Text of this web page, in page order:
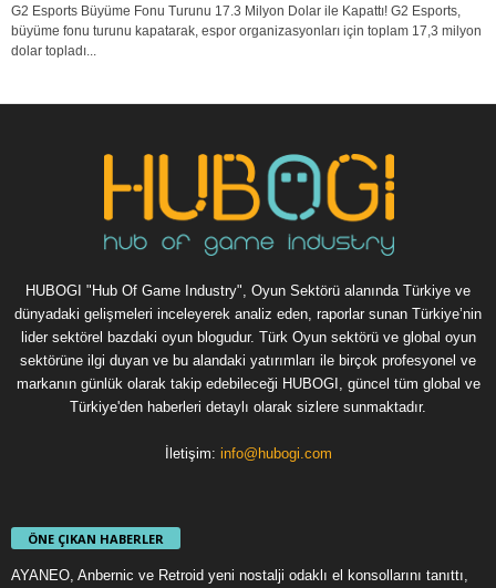
G2 Esports Büyüme Fonu Turunu 17.3 Milyon Dolar ile Kapattı! G2 Esports,
büyüme fonu turunu kapatarak, espor organizasyonları için toplam 17,3 milyon
dolar topladı...
HUBOGI "Hub Of Game Industry", Oyun Sektörü alanında Türkiye ve
dünyadaki gelişmeleri inceleyerek analiz eden, raporlar sunan Türkiye’nin
lider sektörel bazdaki oyun blogudur. Türk Oyun sektörü ve global oyun
sektörüne ilgi duyan ve bu alandaki yatırımları ile birçok profesyonel ve
markanın günlük olarak takip edebileceği HUBOGI, güncel tüm global ve
Türkiye'den haberleri detaylı olarak sizlere sunmaktadır.
İletişim: info@hubogi.com
ÖNE ÇIKAN HABERLER
AYANEO, Anbernic ve Retroid yeni nostalji odaklı el konsollarını tanıttı,